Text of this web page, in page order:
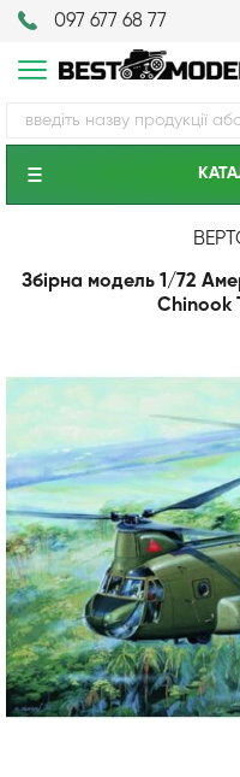
097 677 68 77
Збірна модель 1/72
Chinook